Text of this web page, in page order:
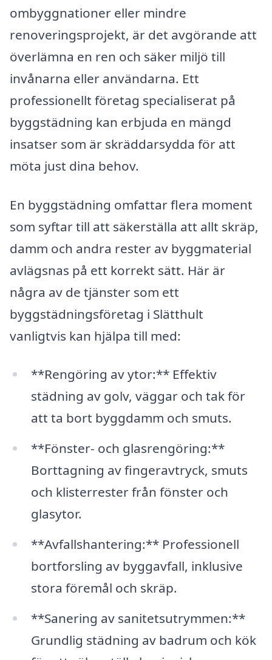
ombyggnationer eller mindre
renoveringsprojekt, är det avgörande att
överlämna en ren och säker miljö till
invånarna eller användarna. Ett
professionellt företag specialiserat på
byggstädning kan erbjuda en mängd
insatser som är skräddarsydda för att
möta just dina behov.
En byggstädning omfattar flera moment
som syftar till att säkerställa att allt skräp,
damm och andra rester av byggmaterial
avlägsnas på ett korrekt sätt. Här är
några av de tjänster som ett
byggstädningsföretag i Slätthult
vanligtvis kan hjälpa till med:
**Rengöring av ytor:** Effektiv
städning av golv, väggar och tak för
att ta bort byggdamm och smuts.
**Fönster- och glasrengöring:**
Borttagning av fingeravtryck, smuts
och klisterrester från fönster och
glasytor.
**Avfallshantering:** Professionell
bortforsling av byggavfall, inklusive
stora föremål och skräp.
**Sanering av sanitetsutrymmen:**
Grundlig städning av badrum och kök